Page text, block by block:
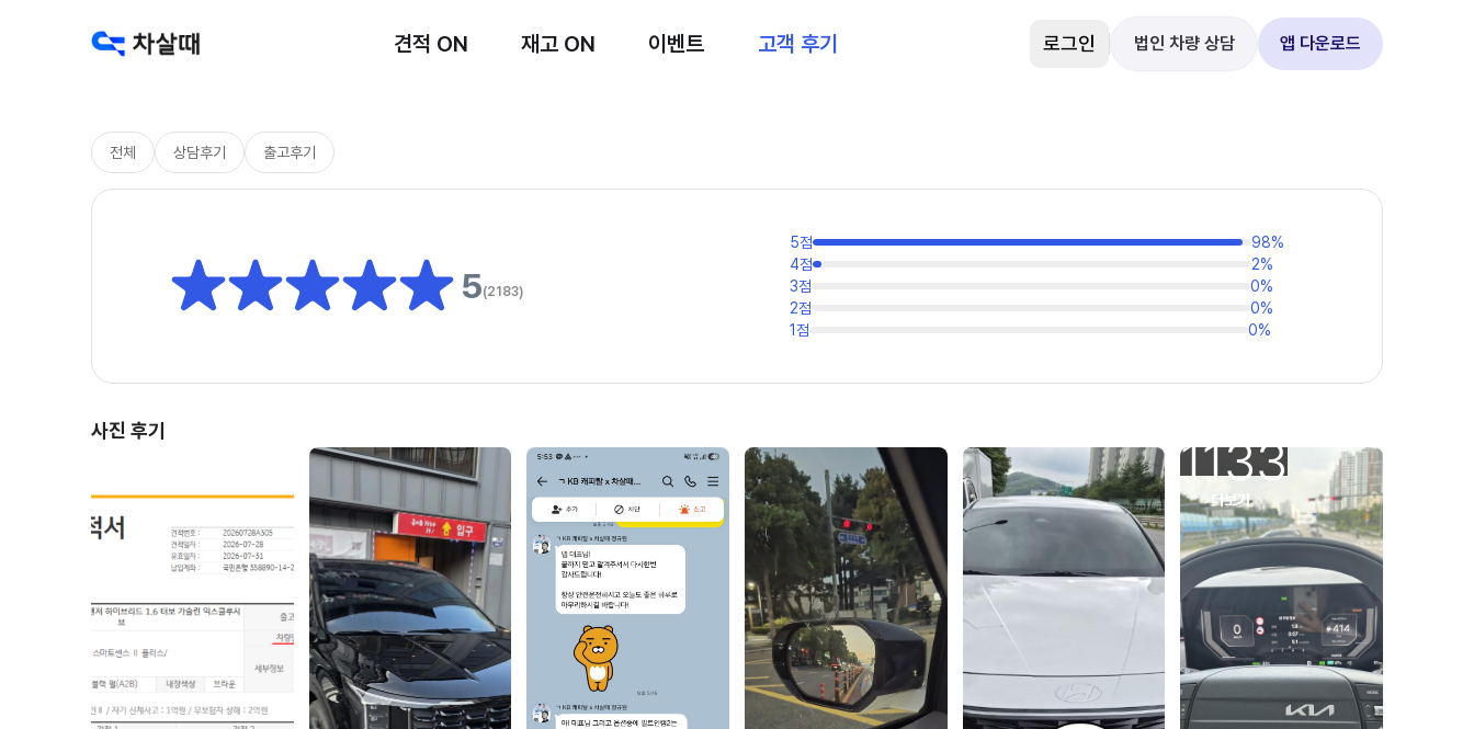
견적 ON 재고 ON 이벤트 고객 후기 로그인 법인 차량 상담 앱 다운로드
전체 상담후기 출고후기
5(2183)
1점 0%
2점 0%
3점 0%
4점 2%
5점 98%
사진 후기
1133
더보기